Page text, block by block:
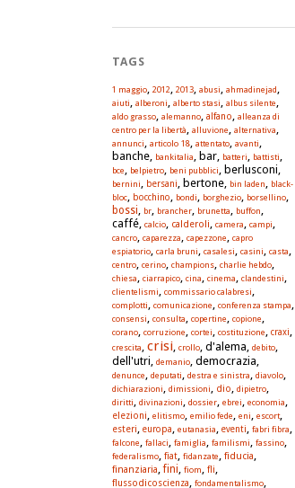
TAGS
1 maggio, 2012, 2013, abusi, ahmadinejad,
aiuti, alberoni, alberto stasi, albus silente,
aldo grasso, alemanno, alfano, alleanza di
centro per la libertà, alluvione, alternativa,
annunci, articolo 18, attentato, avanti,
banche, bankitalia, bar, batteri, battisti,
bce, belpietro, beni pubblici, berlusconi,
bernini, bersani, bertone, bin laden, black-
bloc, bocchino, bondi, borghezio, borsellino,
bossi, br, brancher, brunetta, buffon,
caffé, calcio, calderoli, camera, campi,
cancro, caparezza, capezzone, capro
espiatorio, carla bruni, casalesi, casini, casta,
centro, cerino, champions, charlie hebdo,
chiesa, ciarrapico, cina, cinema, clandestini,
clientelismi, commissario calabresi,
complotti, comunicazione, conferenza stampa,
consensi, consulta, copertine, copione,
corano, corruzione, cortei, costituzione, craxi,
crescita, crisi, crollo, d'alema, debito,
dell'utri, demanio, democrazia,
denunce, deputati, destra e sinistra, diavolo,
dichiarazioni, dimissioni, dio, dipietro,
diritti, divinazioni, dossier, ebrei, economia,
elezioni, elitismo, emilio fede, eni, escort,
esteri, europa, eutanasia, eventi, fabri fibra,
falcone, fallaci, famiglia, familismi, fassino,
federalismo, fiat, fidanzate, fiducia,
finanziaria,fini, fiom, fli,
flussodicoscienza, fondamentalismo,